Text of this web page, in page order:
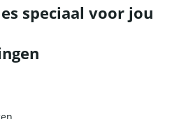
speciaal voor jou